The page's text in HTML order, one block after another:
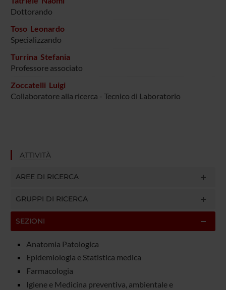
Dottorando
Toso Leonardo
Specializzando
Turrina Stefania
Professore associato
Zoccatelli Luigi
Collaboratore alla ricerca - Tecnico di Laboratorio
ATTIVITÀ
AREE DI RICERCA
GRUPPI DI RICERCA
SEZIONI
Anatomia Patologica
Epidemiologia e Statistica medica
Farmacologia
Igiene e Medicina preventiva, ambientale e